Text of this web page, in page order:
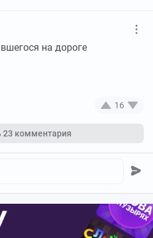
на дороге
16
23 комментария